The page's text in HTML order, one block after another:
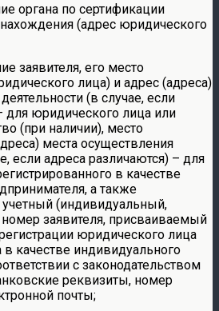
органа по сертификации
(адрес юридического
заявителя, его место
лица) и адрес (адреса)
(в случае, если
для юридического лица или
(при наличии), место
места осуществления
если адреса различаются) – для
в качестве
а также
(индивидуальный,
заявителя, присваиваемый
юридического лица
качестве индивидуального
с законодательством
реквизиты, номер
почты;